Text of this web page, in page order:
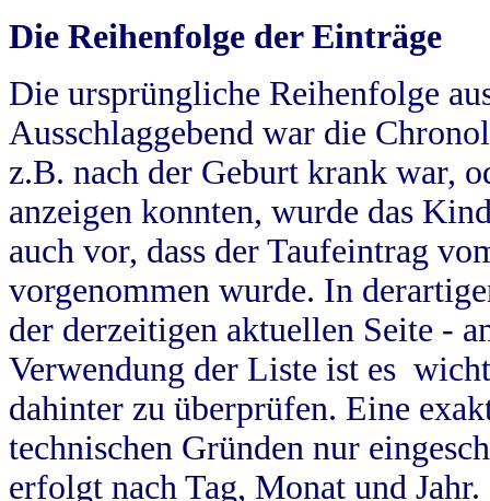
Die Reihenfolge der Einträge
Die ursprüngliche Reihenfolge
Ausschlaggebend war die
z.B. nach der Geburt krank war,
anzeigen konnten, wurde das
auch vor, dass der Taufeintrag
vorgenommen wurde. In
der derzeitigen aktuellen Seite -
Verwendung der Liste ist es
dahinter zu überprüfen. Eine
technischen Gründen nur
erfolgt nach Tag, Monat und Jahr.